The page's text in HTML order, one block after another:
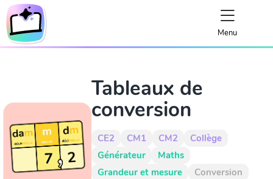
Menu
Tableaux de
conversion
CE2 CM1 CM2
Collège
Générateur
Maths
Grandeur et mesure
Conversion